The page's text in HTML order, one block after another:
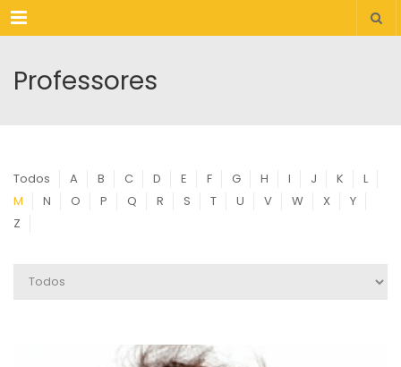
Menu
Professores
Todos A B C D E F G H I J K
L
M
N O P Q R S T U V W X
Y
Z